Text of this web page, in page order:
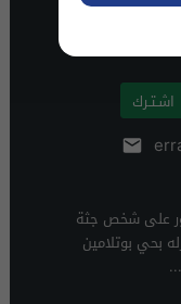
اشـتـرك
على شخص جثة
بحي بوتلامين